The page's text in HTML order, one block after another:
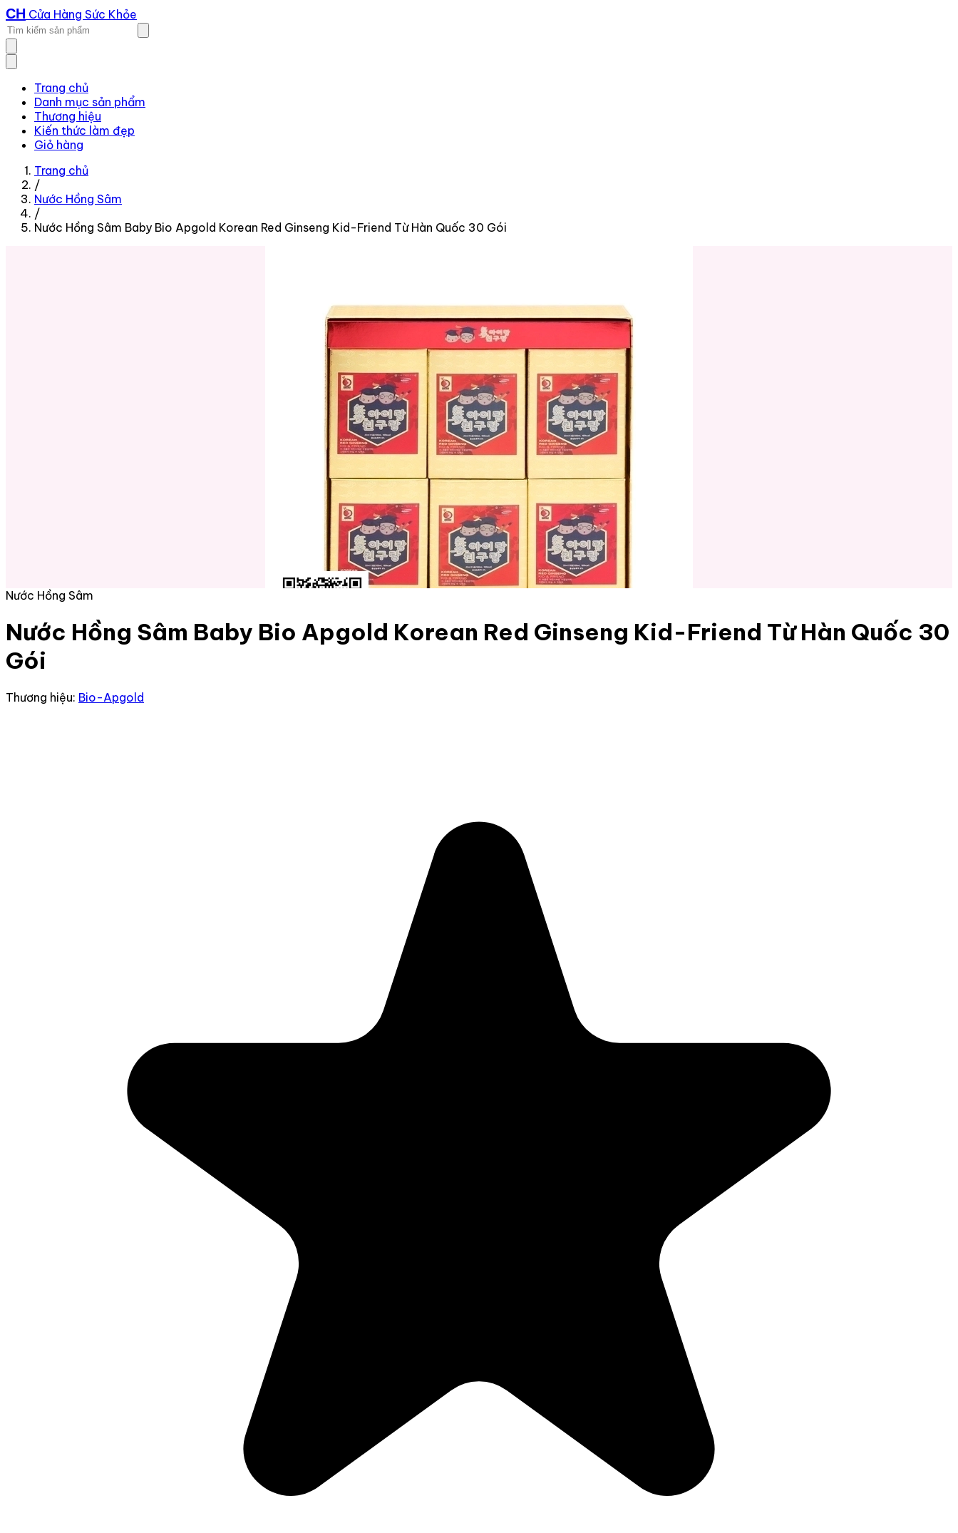
CH Cửa Hàng Sức Khỏe
Trang chủ
Danh mục sản phẩm
Thương hiệu
Kiến thức làm đẹp
Giỏ hàng
Trang chủ
/
Nước Hồng Sâm
/
Nước Hồng Sâm Baby Bio Apgold Korean Red Ginseng Kid-Friend Từ Hàn Quốc 30 Gói
Nước Hồng Sâm
Nước Hồng Sâm Baby Bio Apgold Korean Red Ginseng Kid-Friend Từ Hàn Quốc 30
Gói
Thương hiệu: Bio-Apgold